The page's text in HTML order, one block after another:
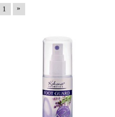
1 »